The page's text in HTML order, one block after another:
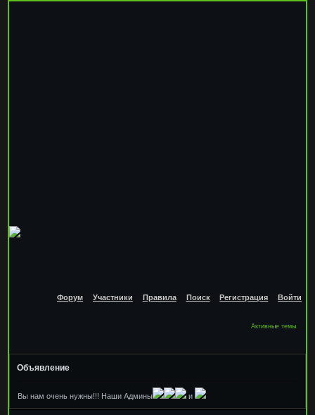
Форум Участники Правила Поиск Регистрация Войти
Активные темы
Объявление
Вы нам очень нужны!!! Наши Админы и